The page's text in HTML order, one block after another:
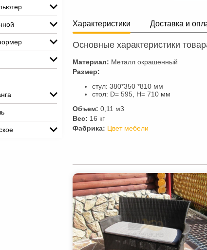
Характеристики Доставка и
Основные характеристики
Материал: Металл окрашенный
Размер:
стул: 380*350 *810 мм
стол: D= 595, H= 710 мм
Объем: 0,11 м3
Вес: 16 кг
Фабрика: Цвет мебели